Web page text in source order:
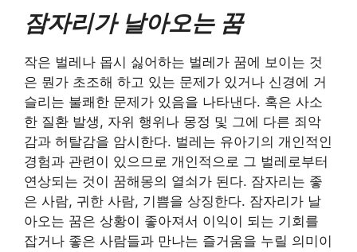
잠자리가 날아오는 꿈
작은 벌레나 몹시 싫어하는 벌레가 꿈에 보이는 것
은 뭔가 초조해 하고 있는 문제가 있거나 신경에 거
슬리는 불쾌한 문제가 있음을 나타낸다. 혹은 사소
한 질환 발생, 자위 행위나 몽정 및 그에 다른 죄악
감과 허탈감을 암시한다. 벌레는 유아기의 개인적인
경험과 관련이 있으므로 개인적으로 그 벌레로부터
연상되는 것이 꿈해몽의 열쇠가 된다. 잠자리는 좋
은 사람, 귀한 사람, 기쁨을 상징한다. 잠자리가 날
아오는 꿈은 상황이 좋아져서 이익이 되는 기회를
잡거나 좋은 사람들과 만나는 즐거움을 누릴 의미이